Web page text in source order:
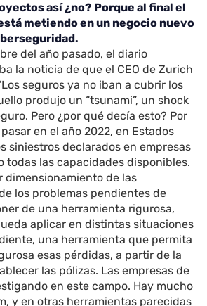
así ¿no? Porque al final el
metiendo en un negocio nuevo
del año pasado, el diario
la noticia de que el CEO de Zurich
seguros ya no iban a cubrir los
produjo un “tsunami”, un shock
Pero ¿por qué decía esto? Por
en el año 2022, en Estados
siniestros declarados en empresas
todas las capacidades disponibles.
dimensionamiento de las
los problemas pendientes de
de una herramienta rigurosa,
aplicar en distintas situaciones
una herramienta que permita
esas pérdidas, a partir de la
las pólizas. Las empresas de
en este campo. Hay mucho
y en otras herramientas parecidas